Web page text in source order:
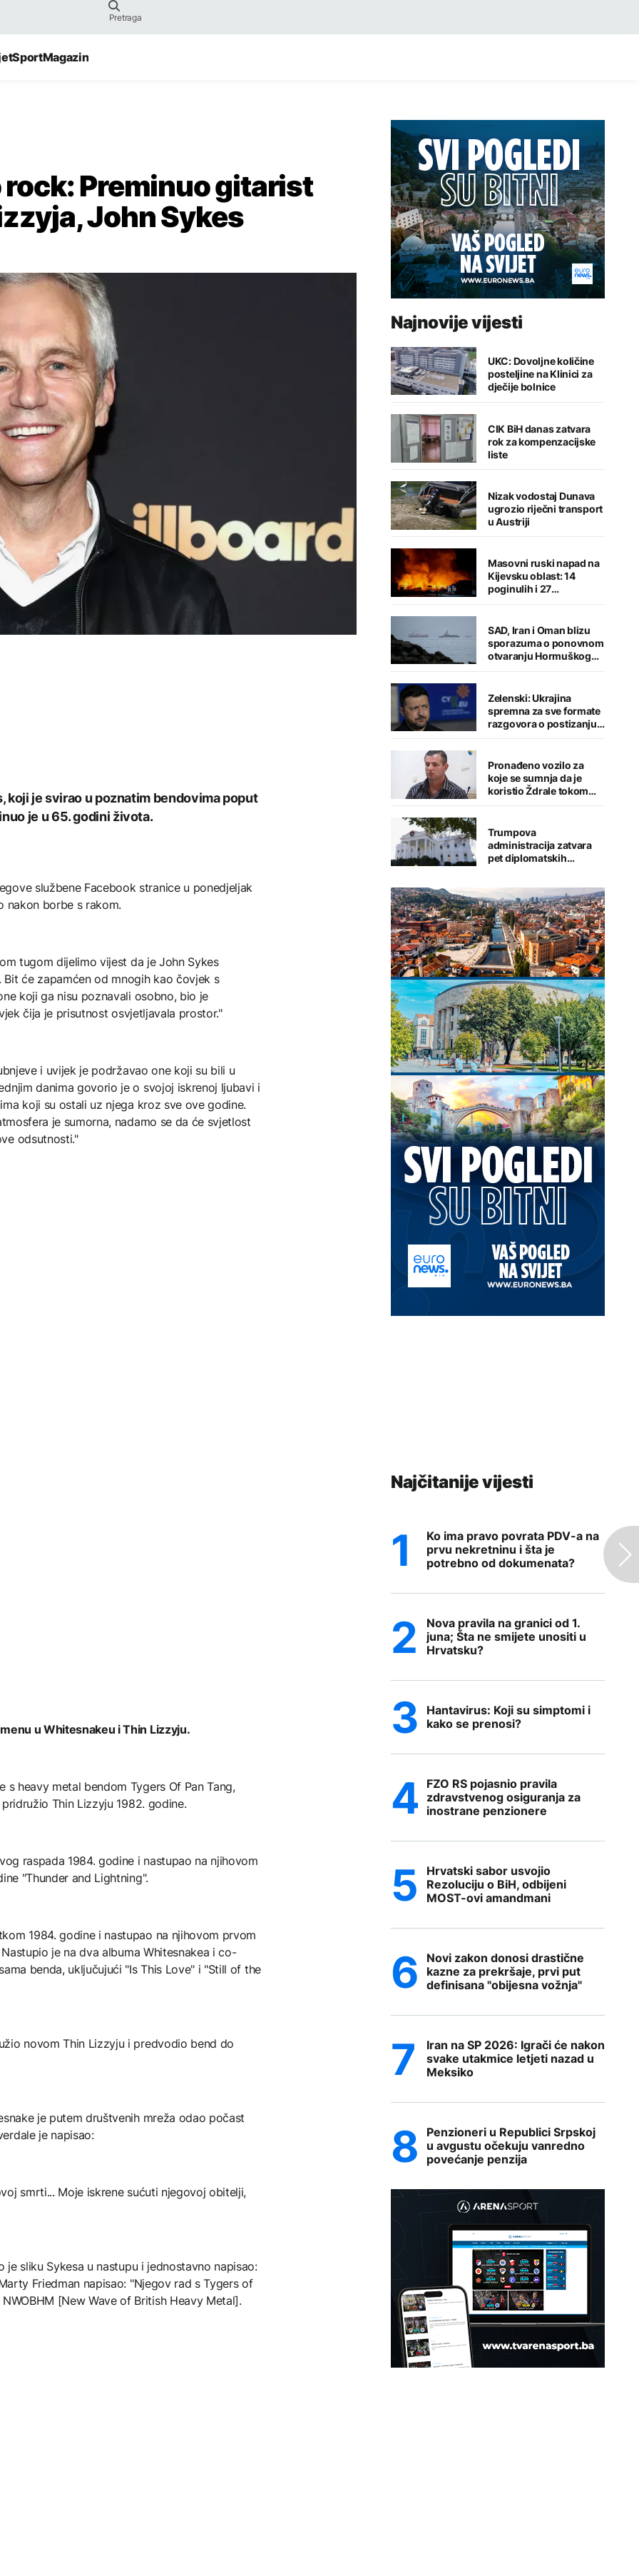
SportMagazin
Preminuo gitarist
John Sykes
koji je svirao u poznatim bendovima poput
je u 65. godini života.
službene Facebook stranice u ponedjeljak
nakon borbe s rakom.
tugom dijelimo vijest da je John Sykes
će zapamćen od mnogih kao čovjek s
koji ga nisu poznavali osobno, bio je
čija je prisutnost osvjetljavala prostor."
i uvijek je podržavao one koji su bili u
danima govorio je o svojoj iskrenoj ljubavi i
koji su ostali uz njega kroz sve ove godine.
je sumorna, nadamo se da će svjetlost
odsutnosti."
u Whitesnakeu i Thin Lizzyju.
s heavy metal bendom Tygers Of Pan Tang,
Thin Lizzyju 1982. godine.
raspada 1984. godine i nastupao na njihovom
"Thunder and Lightning".
1984. godine i nastupao na njihovom prvom
je na dva albuma Whitesnakea i co-
benda, uključujući "Is This Love" i "Still of the
novom Thin Lizzyju i predvodio bend do
je putem društvenih mreža odao počast
je napisao:
smrti... Moje iskrene sućuti njegovoj obitelji,
je sliku Sykesa u nastupu i jednostavno napisao:
Friedman napisao: "Njegov rad s Tygers of
[New Wave of British Heavy Metal].
Najnovije vijesti
UKC: Dovoljne količine
posteljine na Klinici za
dječije bolnice
CIK BiH danas zatvara
rok za kompenzacijske
liste
Nizak vodostaj Dunava
ugrozio riječni transport
u Austriji
Masovni ruski napad na
Kijevsku oblast: 14
poginulih i 27
povrijeđenih
SAD, Iran i Oman blizu
sporazuma o ponovnom
otvaranju Hormuškog
moreuza
Zelenski: Ukrajina
spremna za sve formate
razgovora o postizanju
mira
Pronađeno vozilo za
koje se sumnja da je
koristio Ždrale tokom
pucnjave
Trumpova
administracija zatvara
pet diplomatskih
Najčitanije vijesti
Ko ima pravo povrata PDV-a na
prvu nekretninu i šta je
potrebno od dokumenata?
Nova pravila na granici od 1.
juna; Šta ne smijete unositi u
Hrvatsku?
Hantavirus: Koji su simptomi i
kako se prenosi?
FZO RS pojasnio pravila
zdravstvenog osiguranja za
inostrane penzionere
Hrvatski sabor usvojio
Rezoluciju o BiH, odbijeni
MOST-ovi amandmani
Novi zakon donosi drastične
kazne za prekršaje, prvi put
definisana "obijesna vožnja"
Iran na SP 2026: Igrači će nakon
svake utakmice letjeti nazad u
Meksiko
Penzioneri u Republici Srpskoj
u avgustu očekuju vanredno
povećanje penzija